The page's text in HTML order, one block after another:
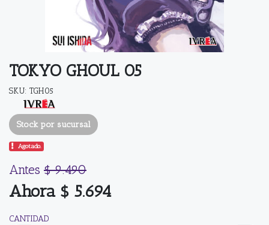
TOKYO GHOUL 05
SKU: TGH05
Stock por sucursal
Agotado.
Antes $ 9.490
Ahora $ 5.694
CANTIDAD